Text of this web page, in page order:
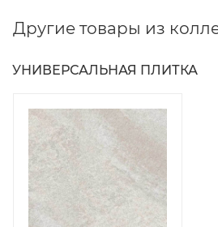
Другие товары из
УНИВЕРСАЛЬНАЯ ПЛИТКА